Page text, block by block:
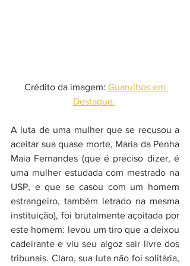
Crédito da imagem: Guarulhos em
Destaque.
A luta de uma mulher que se recusou a
aceitar sua quase morte, Maria da Penha
Maia Fernandes (que é preciso dizer, é
uma mulher estudada com mestrado na
USP, e que se casou com um homem
estrangeiro, também letrado na mesma
instituição), foi brutalmente açoitada por
este homem: levou um tiro que a deixou
cadeirante e viu seu algoz sair livre dos
tribunais. Claro, sua luta não foi solitária,